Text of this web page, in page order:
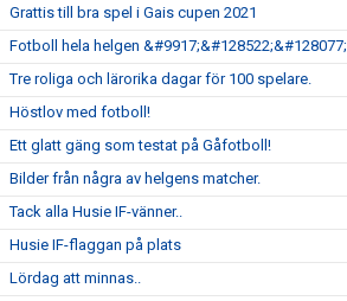
Grattis till bra spel i Gais cupen 2021
Fotboll hela helgen &#9917;&#128522;&#128077;
Tre roliga och lärorika dagar för 100 spelare.
Höstlov med fotboll!
Ett glatt gäng som testat på Gåfotboll!
Bilder från några av helgens matcher.
Tack alla Husie IF-vänner..
Husie IF-flaggan på plats
Lördag att minnas..